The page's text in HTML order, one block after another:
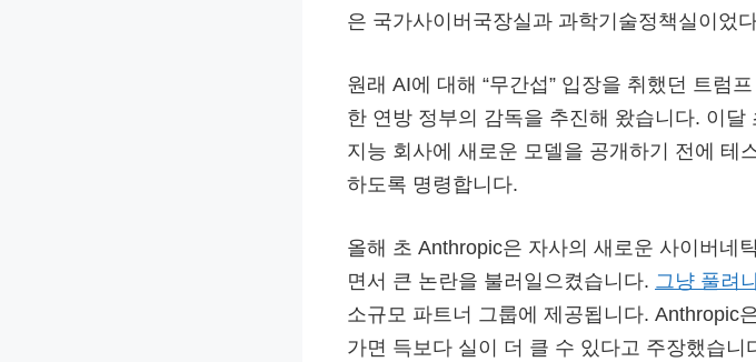
은 국가사이버국장실과 과학기술정책실이었
원래 AI에 대해 “무간섭” 입장을 취했던 트럼
한 연방 정부의 감독을 추진해 왔습니다. 이달
지능 회사에 새로운 모델을 공개하기 전에 테
하도록 명령합니다.
올해 초 Anthropic은 자사의 새로운 사이버네
면서 큰 논란을 불러일으켰습니다. 그냥 풀려
소규모 파트너 그룹에 제공됩니다. Anthropic
가면 득보다 실이 더 클 수 있다고 주장했습